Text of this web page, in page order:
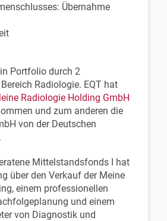
Übernahme
Portfolio durch 2
Radiologie. EQT hat
Radiologie Holding GmbH
und zum anderen die
von der Deutschen
Mittelstandsfonds I hat
über den Verkauf der Meine
einem professionellen
und einem
von Diagnostik und